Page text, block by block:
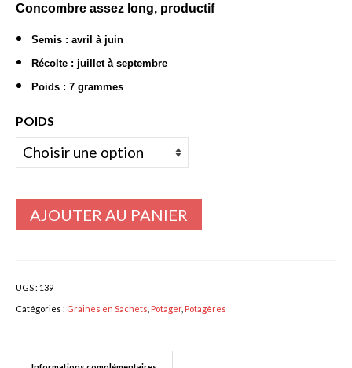
Bulbes – Graines fleurs
Bulbes Automne
Narcisses
Jacinthes
Divers bulbes
Bulbes Printemps
Callas – arum
Dahlias
prix :
Concombre assez long, productif
Semis : avril à juin
Récolte : juillet à septembre
Poids : 7 grammes
POIDS
AJOUTER AU PANIER
UGS : 139
Catégories : Graines en Sachets Potager, Potagères